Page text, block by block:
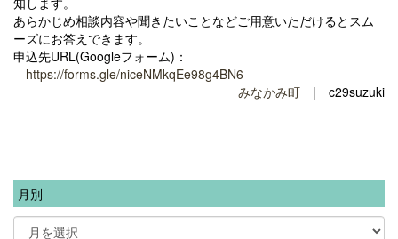
あらかじめ相談内容や聞きたいことなどご用意いただけるとスム
ーズにお答えできます。
申込先URL(Googleフォーム)：
https://forms.gle/niceNMkqEe98g4BN6
みなかみ町 | c29suzuki
月別